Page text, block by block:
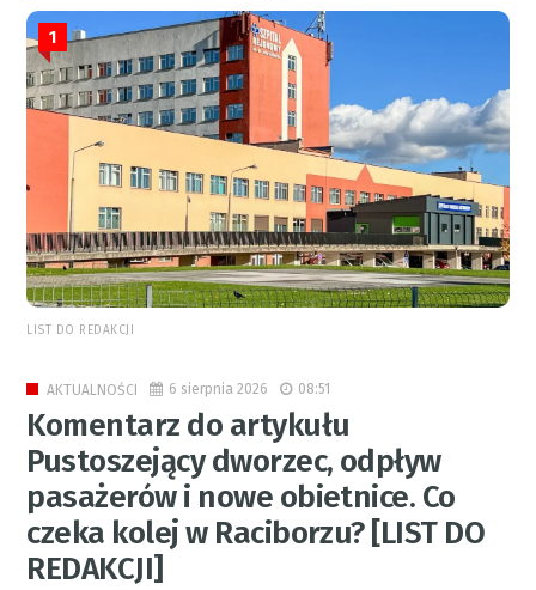
1
LIST DO REDAKCJI
AKTUALNOŚCI 6 sierpnia 2026 08:51
Komentarz do artykułu
Pustoszejący dworzec, odpływ
pasażerów i nowe obietnice. Co
czeka kolej w Raciborzu? [LIST DO
REDAKCJI]